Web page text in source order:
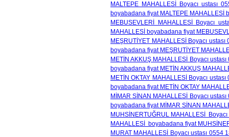
MALTEPE MAHALLESİ Boyacı ustası
boyabadana fiyat MALTEPE MAHALLESİ
MEBUSEVLERİ MAHALLESİ Boyacı
MAHALLESİ boyabadana fiyat
MEŞRUTİYET MAHALLESİ Boyacı
boyabadana fiyat MEŞRUTİYET
METİN AKKUŞ MAHALLESİ Boyacı
boyabadana fiyat METİN AKKUŞ
METİN OKTAY MAHALLESİ Boyacı
boyabadana fiyat METİN OKTAY
MİMAR SİNAN MAHALLESİ Boyacı
boyabadana fiyat MİMAR SİNAN
MUHSİNERTUĞRUL MAHALLESİ
MAHALLESİ boyabadana fiyat
MURAT MAHALLESİ Boyacı ustası